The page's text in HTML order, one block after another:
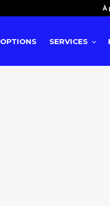
À
OPTIONS SERVICES